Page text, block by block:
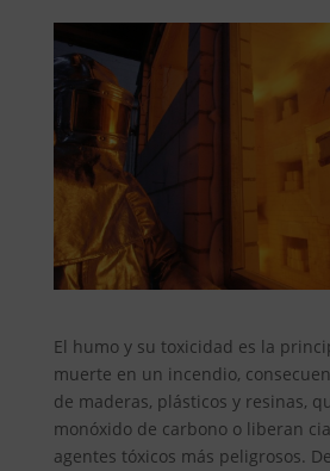
El humo y su toxicidad es la
muerte en un incendio,
de maderas, plásticos y resinas,
monóxido de carbono o liberan
agentes tóxicos más peligrosos.